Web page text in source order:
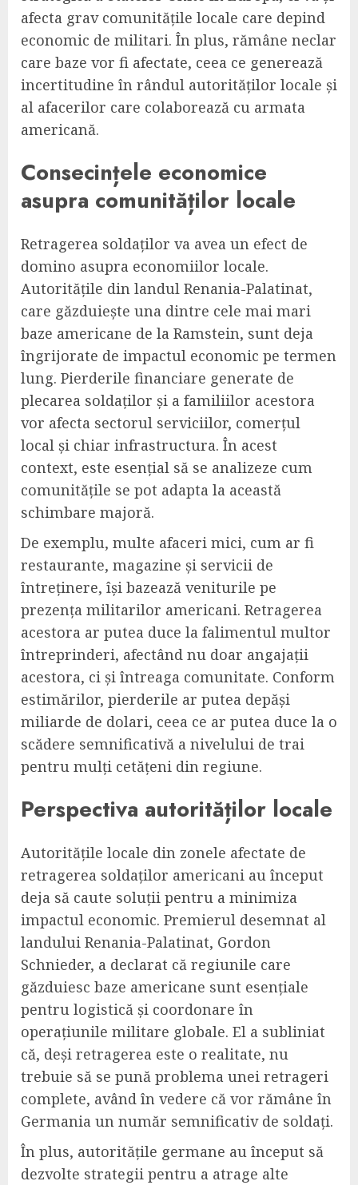
afecta grav comunitățile locale care depind
economic de militari. În plus, rămâne neclar
care baze vor fi afectate, ceea ce generează
incertitudine în rândul autorităților locale și
al afacerilor care colaborează cu armata
americană.
Consecințele economice
asupra comunităților locale
Retragerea soldaților va avea un efect de
domino asupra economiilor locale.
Autoritățile din landul Renania-Palatinat,
care găzduiește una dintre cele mai mari
baze americane de la Ramstein, sunt deja
îngrijorate de impactul economic pe termen
lung. Pierderile financiare generate de
plecarea soldaților și a familiilor acestora
vor afecta sectorul serviciilor, comerțul
local și chiar infrastructura. În acest
context, este esențial să se analizeze cum
comunitățile se pot adapta la această
schimbare majoră.
De exemplu, multe afaceri mici, cum ar fi
restaurante, magazine și servicii de
întreținere, își bazează veniturile pe
prezența militarilor americani. Retragerea
acestora ar putea duce la falimentul multor
întreprinderi, afectând nu doar angajații
acestora, ci și întreaga comunitate. Conform
estimărilor, pierderile ar putea depăși
miliarde de dolari, ceea ce ar putea duce la o
scădere semnificativă a nivelului de trai
pentru mulți cetățeni din regiune.
Perspectiva autorităților locale
Autoritățile locale din zonele afectate de
retragerea soldaților americani au început
deja să caute soluții pentru a minimiza
impactul economic. Premierul desemnat al
landului Renania-Palatinat, Gordon
Schnieder, a declarat că regiunile care
găzduiesc baze americane sunt esențiale
pentru logistică și coordonare în
operațiunile militare globale. El a subliniat
că, deși retragerea este o realitate, nu
trebuie să se pună problema unei retrageri
complete, având în vedere că vor rămâne în
Germania un număr semnificativ de soldați.
În plus, autoritățile germane au început să
dezvolte strategii pentru a atrage alte